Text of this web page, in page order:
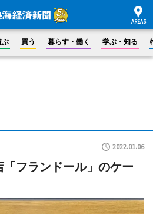
ぶ 買う 暮らす・働く 学ぶ・知る
2022.01.06
フランドール」のケー